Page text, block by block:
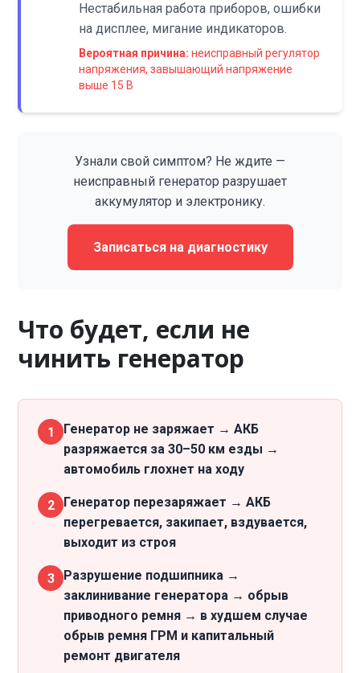
Нестабильная работа приборов, ошибки
на дисплее, мигание индикаторов.
Вероятная причина: неисправный регулятор
напряжения, завышающий напряжение
выше 15 В
Узнали свой симптом? Не ждите —
неисправный генератор разрушает
аккумулятор и электронику.
Записаться на диагностику
Что будет, если не
чинить генератор
1
Генератор не заряжает → АКБ
разряжается за 30–50 км езды →
автомобиль глохнет на ходу
2
Генератор перезаряжает → АКБ
перегревается, закипает, вздувается,
выходит из строя
3
Разрушение подшипника →
заклинивание генератора → обрыв
приводного ремня → в худшем случае
обрыв ремня ГРМ и капитальный
ремонт двигателя